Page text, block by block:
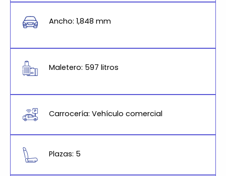
Ancho: 1,848 mm
Maletero: 597 litros
Carrocería: Vehículo comercial
Plazas: 5